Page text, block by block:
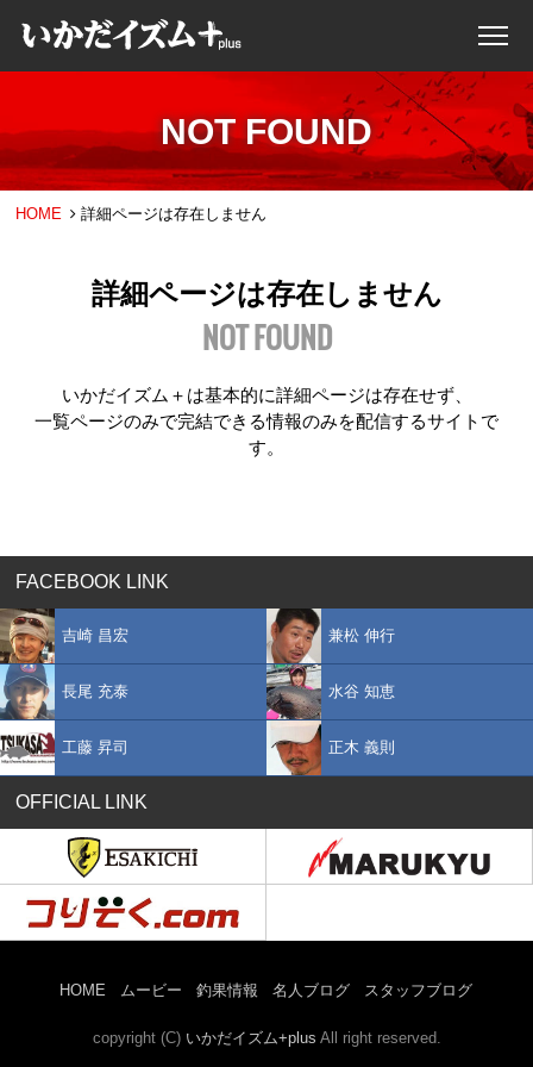
NOT FOUND
HOME 詳細ページは存在しません
詳細ページは存在しません
NOT FOUND
いかだイズム＋は基本的に詳細ページは存在せず、
一覧ページのみで完結できる情報のみを配信するサイトで
す。
FACEBOOK LINK
吉崎 昌宏 兼松 伸行
長尾 充泰 水谷 知恵
工藤 昇司 正木 義則
OFFICIAL LINK
HOME ムービー 釣果情報 名人ブログ スタッフブログ
copyright (C) いかだイズム+plus All right reserved.